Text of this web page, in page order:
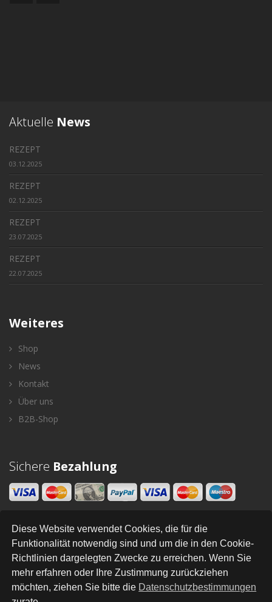
Diese Website verwendet Cookies, die für die
Funktionalität notwendig sind und um die in den Cookie-
Richtlinien dargelegten Zwecke zu erreichen. Wenn Sie
mehr erfahren oder Ihre Zustimmung zurückziehen
möchten, ziehen Sie bitte die Datenschutzbestimmungen
Aktuelle News
REZEPT
03.12.2025
REZEPT
02.12.2025
REZEPT
23.07.2025
REZEPT
22.07.2025
Weiteres
Shop
News
Kontakt
Über uns
B2B-Shop
Sichere Bezahlung
Newsletter
SENDEN